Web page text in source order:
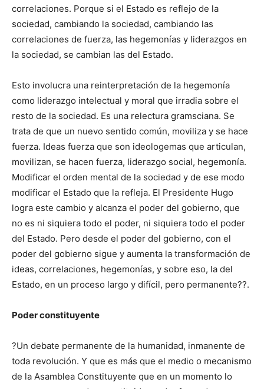
correlaciones. Porque si el Estado es reflejo de la
sociedad, cambiando la sociedad, cambiando las
correlaciones de fuerza, las hegemonías y liderazgos en
la sociedad, se cambian las del Estado.
Esto involucra una reinterpretación de la hegemonía
como liderazgo intelectual y moral que irradia sobre el
resto de la sociedad. Es una relectura gramsciana. Se
trata de que un nuevo sentido común, moviliza y se hace
fuerza. Ideas fuerza que son ideologemas que articulan,
movilizan, se hacen fuerza, liderazgo social, hegemonía.
Modificar el orden mental de la sociedad y de ese modo
modificar el Estado que la refleja. El Presidente Hugo
logra este cambio y alcanza el poder del gobierno, que
no es ni siquiera todo el poder, ni siquiera todo el poder
del Estado. Pero desde el poder del gobierno, con el
poder del gobierno sigue y aumenta la transformación de
ideas, correlaciones, hegemonías, y sobre eso, la del
Estado, en un proceso largo y difícil, pero permanente??.
Poder constituyente
?Un debate permanente de la humanidad, inmanente de
toda revolución. Y que es más que el medio o mecanismo
de la Asamblea Constituyente que en un momento lo